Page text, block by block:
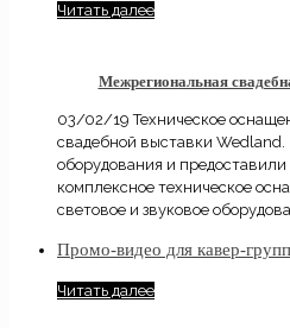
Читать далее
Межрегиональная
03/02/19 Техническое
свадебной выставки
оборудования и
комплексное техническое
световое и звуковое
Промо-видео для кавер-
Читать далее